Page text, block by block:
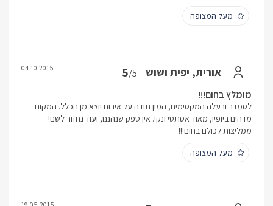
מעל המצופה
אורית, יפית ושוש 5/5
04.10.2015
מומלץ בחום!!!
לסמדר ובעלה המקסימים, המון תודה על אירוח יוצא מן הכלל. המקום
מדהים ביופיו, מאוד אסתטי ונקי. אין ספק שנהננו, ועוד נחזור לשם!
ממליצות לכולם בחום!!!
מעל המצופה